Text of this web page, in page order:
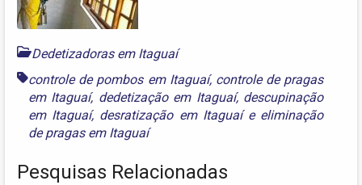
Dedetizadoras em Itaguaí
controle de pombos em Itaguaí, controle de pragas
em Itaguaí, dedetização em Itaguaí, descupinação
em Itaguaí, desratização em Itaguaíe eliminação
de pragas em Itaguaí
Pesquisas Relacionadas